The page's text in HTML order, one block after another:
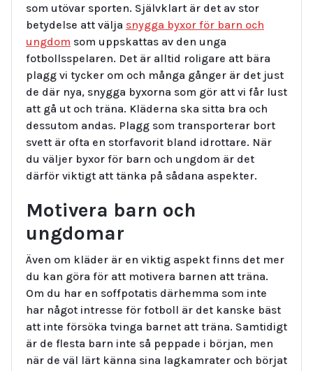
som utövar sporten. Självklart är det av stor
betydelse att välja snygga byxor för barn och
ungdom som uppskattas av den unga
fotbollsspelaren. Det är alltid roligare att bära
plagg vi tycker om och många gånger är det just
de där nya, snygga byxorna som gör att vi får lust
att gå ut och träna. Kläderna ska sitta bra och
dessutom andas. Plagg som transporterar bort
svett är ofta en storfavorit bland idrottare. När
du väljer byxor för barn och ungdom är det
därför viktigt att tänka på sådana aspekter.
Motivera barn och
ungdomar
Även om kläder är en viktig aspekt finns det mer
du kan göra för att motivera barnen att träna.
Om du har en soffpotatis därhemma som inte
har något intresse för fotboll är det kanske bäst
att inte försöka tvinga barnet att träna. Samtidigt
är de flesta barn inte så peppade i början, men
när de väl lärt känna sina lagkamrater och börjat